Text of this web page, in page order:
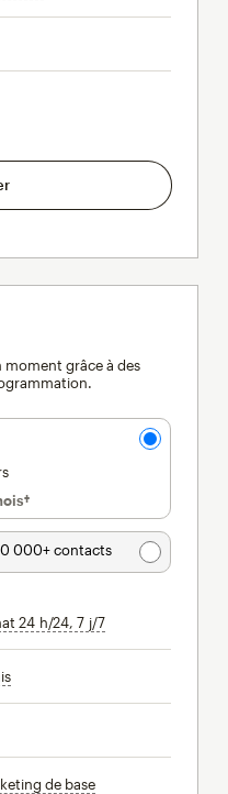
moment grâce à des
par mois†
000+ contacts
24 h/24, 7 j/7infobulle
infobulle
de baseinfobulle